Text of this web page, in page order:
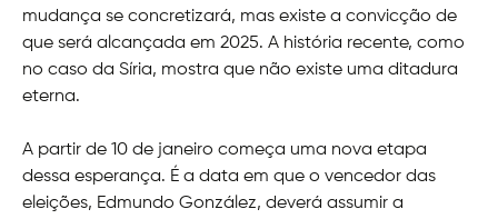
mudança se concretizará, mas existe a convicção de
que será alcançada em 2025. A história recente, como
no caso da Síria, mostra que não existe uma ditadura
eterna.
A partir de 10 de janeiro começa uma nova etapa
dessa esperança. É a data em que o vencedor das
eleições, Edmundo González, deverá assumir a